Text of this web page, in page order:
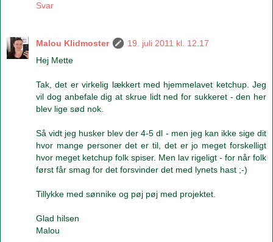
Svar
Malou Klidmoster
19. juli 2011 kl. 12.17
Hej Mette
Tak, det er virkelig lækkert med hjemmelavet ketchup. Jeg
vil dog anbefale dig at skrue lidt ned for sukkeret - den her
blev lige sød nok.
Så vidt jeg husker blev der 4-5 dl - men jeg kan ikke sige dit
hvor mange personer det er til, det er jo meget forskelligt
hvor meget ketchup folk spiser. Men lav rigeligt - for når folk
først får smag for det forsvinder det med lynets hast ;-)
Tillykke med sønnike og pøj pøj med projektet.
Glad hilsen
Malou